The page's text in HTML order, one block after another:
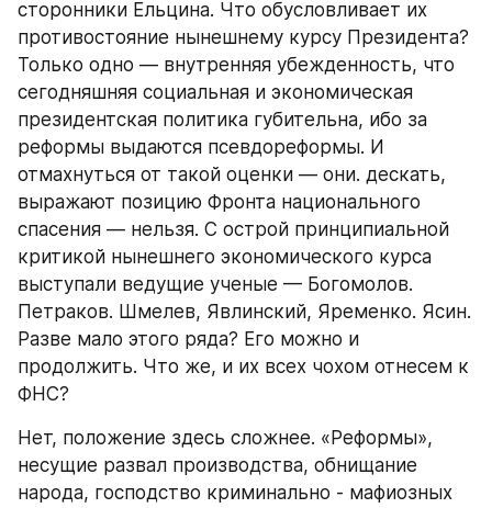
сторонники Ельцина. Что обусловливает их
противостояние нынешнему курсу Президента?
Только одно — внутренняя убежденность, что
сегодняшняя социальная и экономическая
президентская политика губительна, ибо за
реформы выдаются псевдореформы. И
отмахнуться от такой оценки — они. дескать,
выражают позицию Фронта национального
спасения — нельзя. С острой принципиальной
критикой нынешнего экономического курса
выступали ведущие ученые — Богомолов.
Петраков. Шмелев, Явлинский, Яременко. Ясин.
Разве мало этого ряда? Его можно и
продолжить. Что же, и их всех чохом отнесем к
ФНС?
Нет, положение здесь сложнее. «Реформы»,
несущие развал производства, обнищание
народа, господство криминально - мафиозных